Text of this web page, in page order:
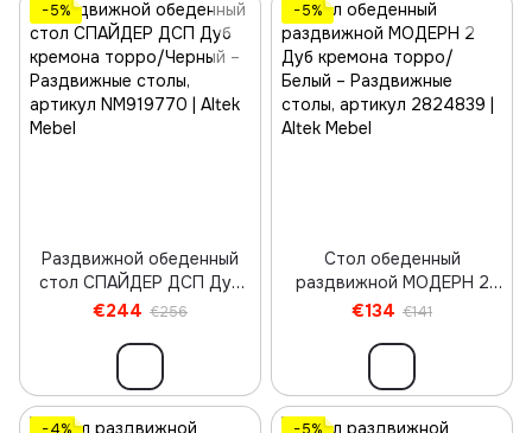
−5%
Раздвижной обеденный
стол СПАЙДЕР ДСП Дуб
кремона торро/Черный
€244 €256
−5%
Стол обеденный
раздвижной МОДЕРН 2
Дуб кремона торро/
€134 €141